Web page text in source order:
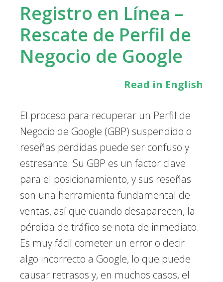
Registro en Línea –
Rescate de Perfil de
Negocio de Google
Read in English
El proceso para recuperar un Perfil de
Negocio de Google (GBP) suspendido o
reseñas perdidas puede ser confuso y
estresante. Su GBP es un factor clave
para el posicionamiento, y sus reseñas
son una herramienta fundamental de
ventas, así que cuando desaparecen, la
pérdida de tráfico se nota de inmediato.
Es muy fácil cometer un error o decir
algo incorrecto a Google, lo que puede
causar retrasos y, en muchos casos, el